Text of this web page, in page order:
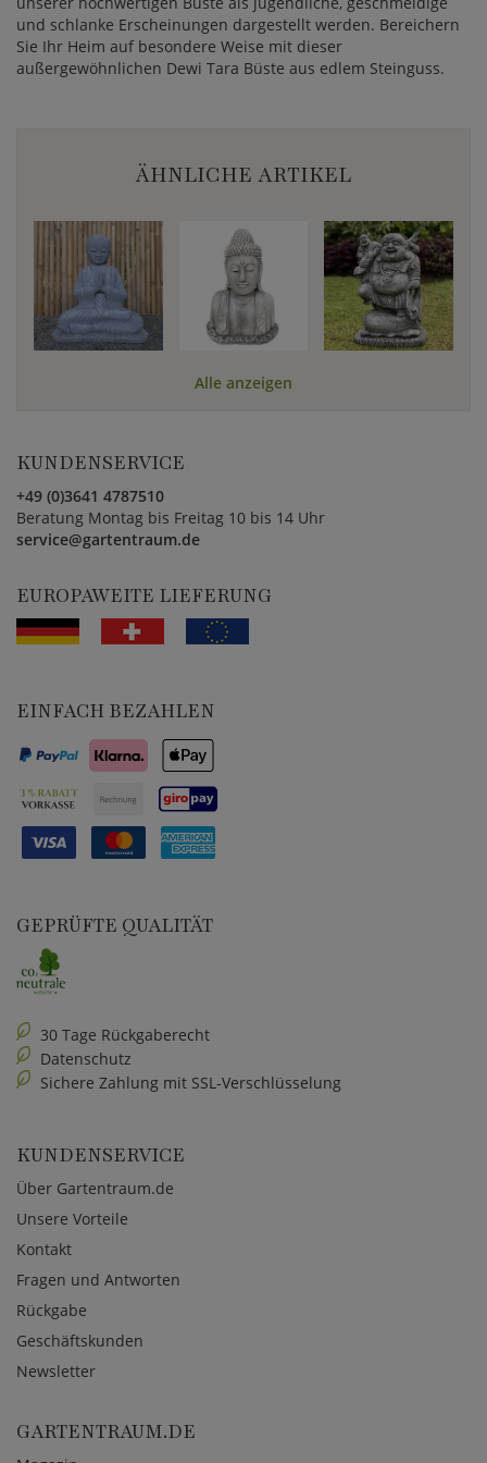
und schlanke Erscheinungen dargestellt werden. Bereichern
Sie Ihr Heim auf besondere Weise mit dieser
außergewöhnlichen Dewi Tara Büste aus edlem Steinguss.
ÄHNLICHE ARTIKEL
Alle anzeigen
KUNDENSERVICE
+49 (0)3641 4787510
Beratung Montag bis Freitag 10 bis 14 Uhr
service@gartentraum.de
EUROPAWEITE LIEFERUNG
EINFACH BEZAHLEN
GEPRÜFTE QUALITÄT
30 Tage Rückgaberecht
Datenschutz
Sichere Zahlung mit SSL-Verschlüsselung
KUNDENSERVICE
Über Gartentraum.de
Unsere Vorteile
Kontakt
Fragen und Antworten
Rückgabe
Geschäftskunden
Newsletter
GARTENTRAUM.DE